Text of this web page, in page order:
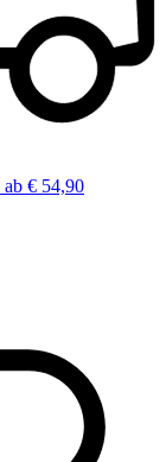
ab € 54,90